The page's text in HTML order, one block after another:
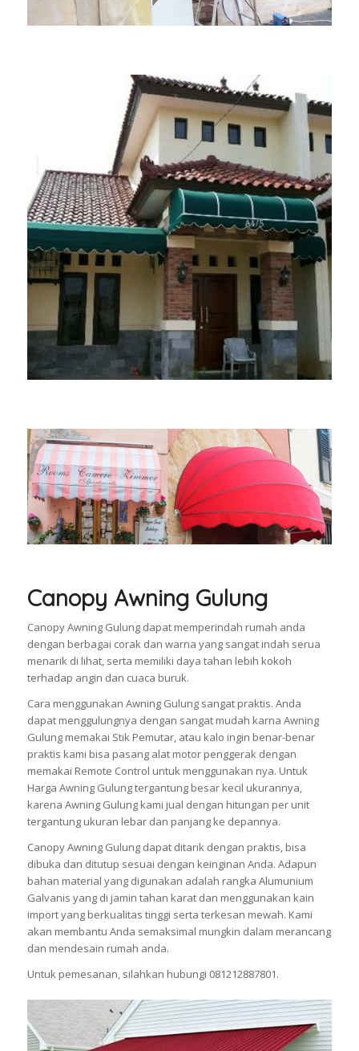
Canopy Awning Gulung
Canopy Awning Gulung dapat memperindah rumah anda
dengan berbagai corak dan warna yang sangat indah serua
menarik di lihat, serta memiliki daya tahan lebih kokoh
terhadap angin dan cuaca buruk.
Cara menggunakan Awning Gulung sangat praktis. Anda
dapat menggulungnya dengan sangat mudah karna Awning
Gulung memakai Stik Pemutar, atau kalo ingin benar-benar
praktis kami bisa pasang alat motor penggerak dengan
memakai Remote Control untuk menggunakan nya. Untuk
Harga Awning Gulung tergantung besar kecil ukurannya,
karena Awning Gulung kami jual dengan hitungan per unit
tergantung ukuran lebar dan panjang ke depannya.
Canopy Awning Gulung dapat ditarik dengan praktis, bisa
dibuka dan ditutup sesuai dengan keinginan Anda. Adapun
bahan material yang digunakan adalah rangka Alumunium
Galvanis yang di jamin tahan karat dan menggunakan kain
import yang berkualitas tinggi serta terkesan mewah. Kami
akan membantu Anda semaksimal mungkin dalam merancang
dan mendesain rumah anda.
Untuk pemesanan, silahkan hubungi 081212887801.